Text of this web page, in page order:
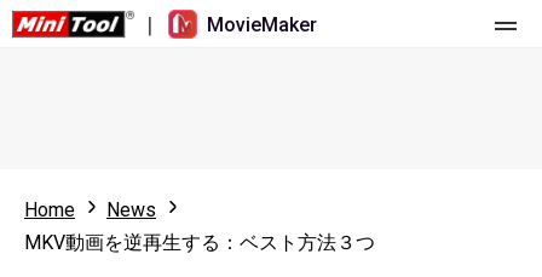
| MovieMaker
更新履歴
リソース
Home
News
MKV動画を逆再生する：ベスト方法３つ